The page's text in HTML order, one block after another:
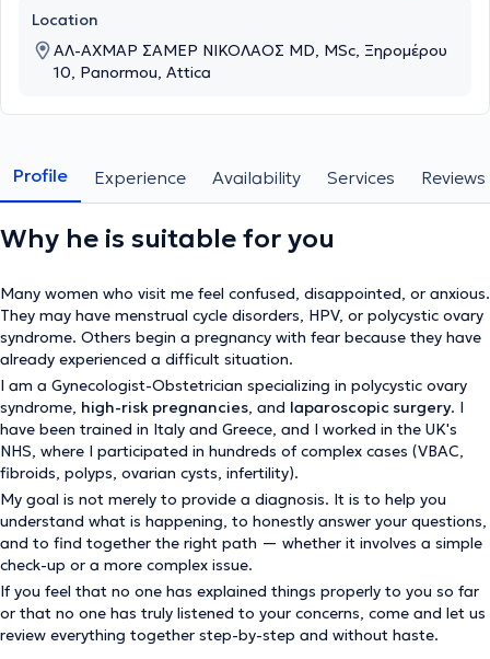
Location
ΑΛ-ΑΧΜΑΡ ΣΑΜΕΡ ΝΙΚΟΛΑΟΣ MD, MSc, Ξηρομέρου
10, Panormou, Attica
Profile Experience Availability Services Reviews
Why he is suitable for you
Many women who visit me feel confused, disappointed, or anxious.
They may have menstrual cycle disorders, HPV, or polycystic ovary
syndrome. Others begin a pregnancy with fear because they have
already experienced a difficult situation.
I am a Gynecologist-Obstetrician specializing in polycystic ovary
syndrome, high-risk pregnancies, and laparoscopic surgery. I
have been trained in Italy and Greece, and I worked in the UK's
NHS, where I participated in hundreds of complex cases (VBAC,
fibroids, polyps, ovarian cysts, infertility).
My goal is not merely to provide a diagnosis. It is to help you
understand what is happening, to honestly answer your questions,
and to find together the right path — whether it involves a simple
check-up or a more complex issue.
If you feel that no one has explained things properly to you so far
or that no one has truly listened to your concerns, come and let us
review everything together step-by-step and without haste.